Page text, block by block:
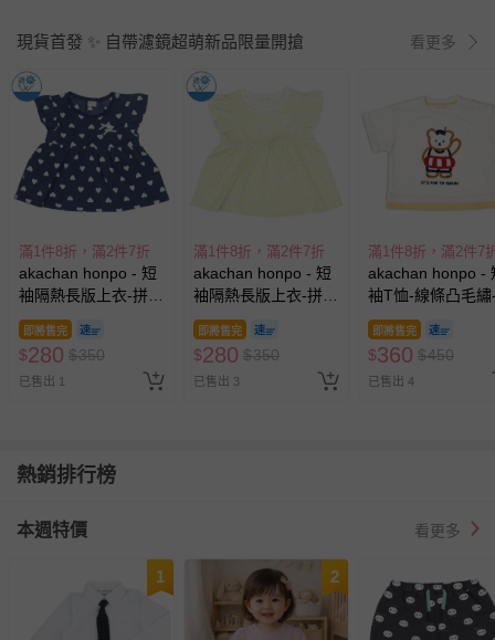
現貨首發 ✨ 自帶濾鏡超萌新品限量開搶 看更多
滿1件8折，滿2件7折
akachan honpo - 短
袖隔熱長版上衣-拼
接-深藍色
即將售完
$280 $350
已售出 1
滿1件8折，滿2件7折
akachan honpo - 短
袖隔熱長版上衣-拼
接-黃色
即將售完
$280 $350
已售出 3
滿1件8折，滿2件7
akachan honpo -
袖T恤-線條凸毛繡
白色
即將售完
$360 $450
已售出 4
熱銷排行榜
本週特價 看更多
1 2